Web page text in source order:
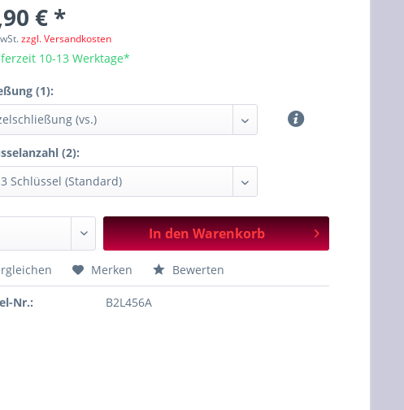
€ *
zzgl. Versandkosten
10-13 Werktage*
(1):
(2):
In denWarenkorb
Merken Bewerten
Nr.: B2L456A